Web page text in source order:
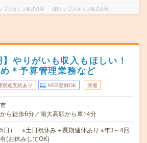
プスタッフ株式会社 （旧テンプスタッフ株式会社）
】やりがいも収入もほしい！
＊予算管理業務など
別途支給あり WEB登録OK 派遣
ら徒歩6分／南大高駅から車14分
日） ※土日祝休み＋長期連休あり ※年3～4回
(お休みしてOK)